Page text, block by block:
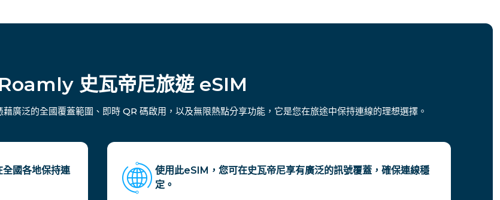
史瓦帝尼旅遊 eSIM
廣泛的全國覆蓋範圍、即時 QR 碼啟用，以及無限熱點分享功能，它是您在旅途中保持連線的理想選擇。
國各地保持連
使用此eSIM，您可在史瓦帝尼享有廣泛的訊號覆蓋，確保連線穩
定。